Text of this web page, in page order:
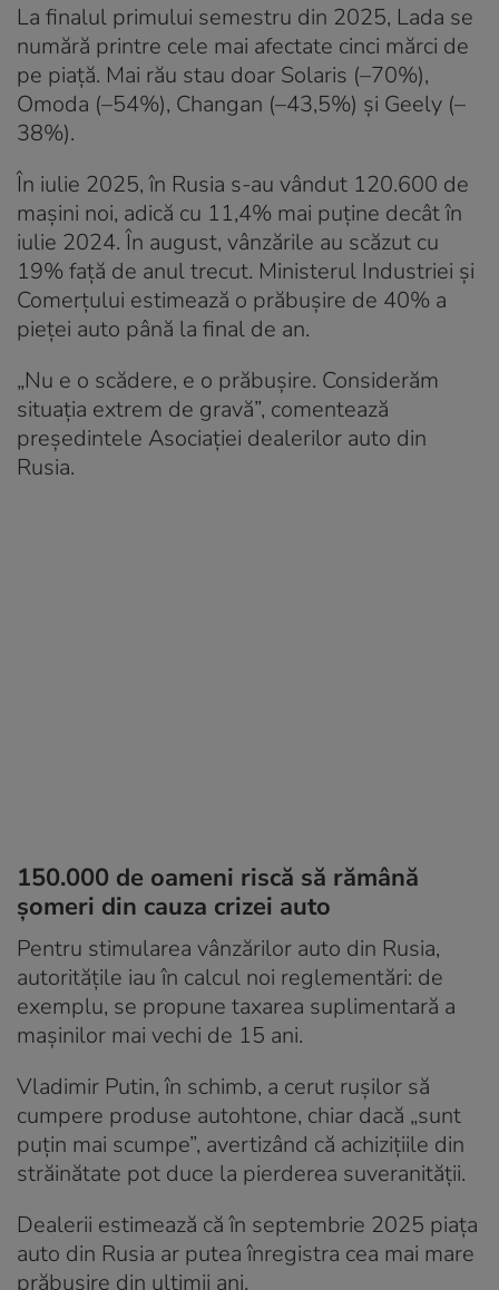
La finalul primului semestru din 2025, Lada se
numără printre cele mai afectate cinci mărci de
pe piață. Mai rău stau doar Solaris (–70%),
Omoda (–54%), Changan (–43,5%) și Geely (–
38%).
În iulie 2025, în Rusia s-au vândut 120.600 de
mașini noi, adică cu 11,4% mai puține decât în
iulie 2024. În august, vânzările au scăzut cu
19% față de anul trecut. Ministerul Industriei și
Comerțului estimează o prăbușire de 40% a
pieței auto până la final de an.
„Nu e o scădere, e o prăbușire. Considerăm
situația extrem de gravă”, comentează
președintele Asociației dealerilor auto din
Rusia.
150.000 de oameni riscă să rămână
șomeri din cauza crizei auto
Pentru stimularea vânzărilor auto din Rusia,
autoritățile iau în calcul noi reglementări: de
exemplu, se propune taxarea suplimentară a
mașinilor mai vechi de 15 ani.
Vladimir Putin, în schimb, a cerut rușilor să
cumpere produse autohtone, chiar dacă „sunt
puțin mai scumpe”, avertizând că achizițiile din
străinătate pot duce la pierderea suveranității.
Dealerii estimează că în septembrie 2025 piața
auto din Rusia ar putea înregistra cea mai mare
prăbușire din ultimii ani.